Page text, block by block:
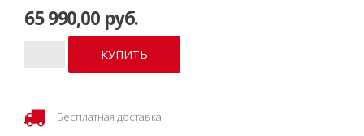
65 990,00 руб.
Бесплатная доставка